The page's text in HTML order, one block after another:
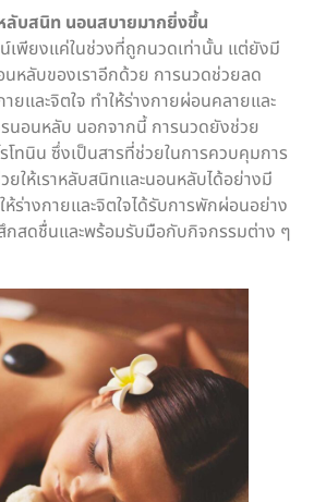
ลับสนิท นอนสบายมากยิ่งขึ้น
น์เพียงแค่ในช่วงที่ถูกนวดเท่านั้น แต่ยังมี
ลับของเราอีกด้วย การนวดช่วยลด
ยและจิตใจ ทำให้ร่างกายผ่อนคลายและ
นอนหลับ นอกจากนี้ การนวดยังช่วย
โทนิน ซึ่งเป็นสารที่ช่วยในการควบคุมการ
ให้เราหลับสนิทและนอนหลับได้อย่างมี
างกายและจิตใจได้รับการพักผ่อนอย่าง
กสดชื่นและพร้อมรับมือกับกิจกรรมต่าง ๆ